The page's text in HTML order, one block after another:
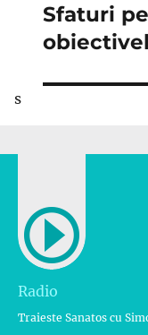
Articolul
următor:
Sfaturi
s
Radio
Traieste Sanatos cu